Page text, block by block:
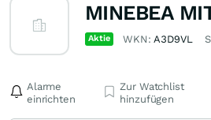
MINEBEA
Aktie WKN:A3D9VL
Alarme
einrichten
Zur Watchlist
hinzufügen